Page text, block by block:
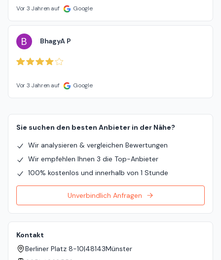
Vor 3 Jahren auf Google
B BhagyA P
Vor 3 Jahren auf Google
Sie suchen den besten Anbieter in der Nähe?
Wir analysieren & vergleichen Bewertungen
Wir empfehlen Ihnen 3 die Top-Anbieter
100% kostenlos und innerhalb von 1 Stunde
Unverbindlich Anfragen
Kontakt
Berliner Platz 8-10|48143Münster